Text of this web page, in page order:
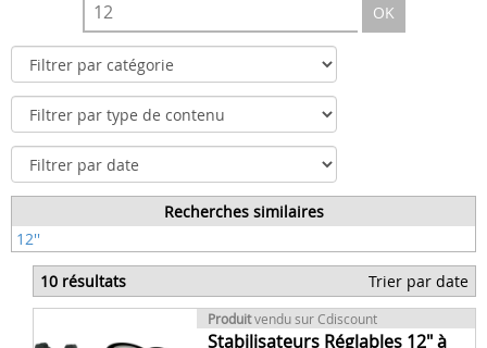
OK
Recherches similaires
12''
10 résultats Trier par date
Produitvendu sur Cdiscount
Stabilisateurs Réglables 12" à